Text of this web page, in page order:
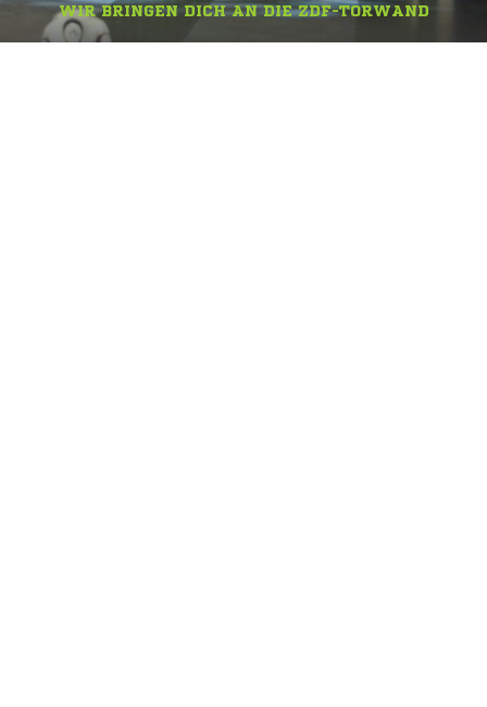
WIR BRINGEN DICH AN DIE ZDF-TORWAND